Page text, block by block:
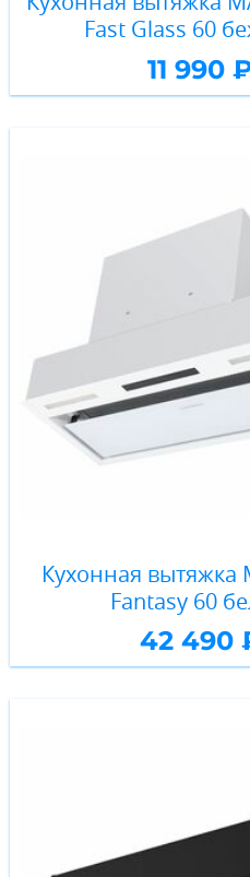
Fast Glass 60
11 990
Кухонная вытяжка
Fantasy 60
42 490